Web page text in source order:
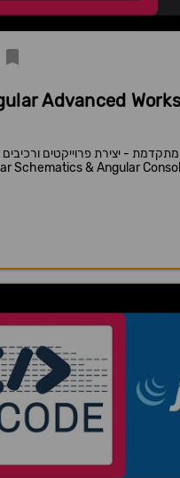
Advanced
- יצירת פרוייקטים
Schematics & Angular